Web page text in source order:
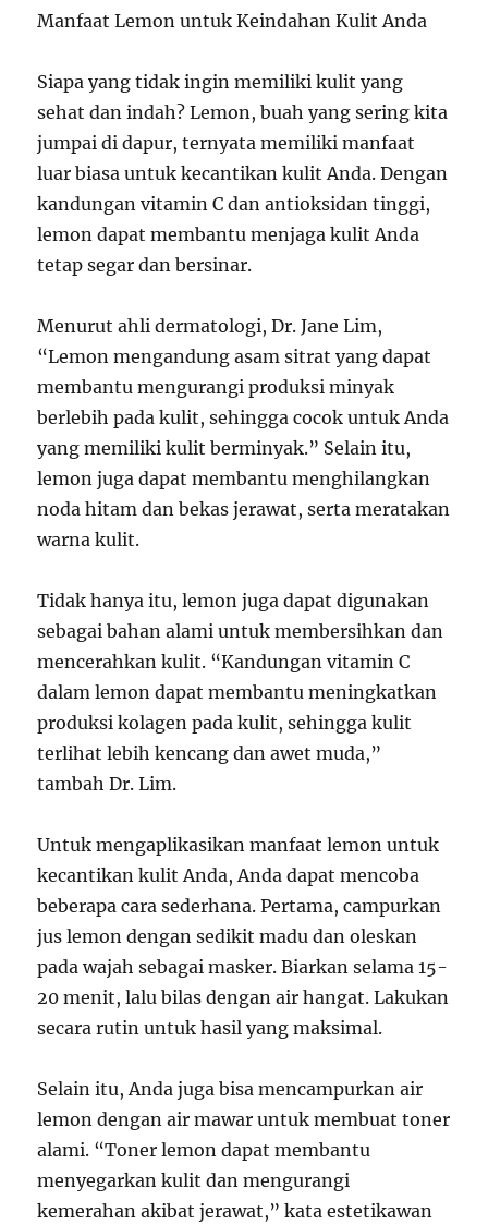
Manfaat Lemon untuk Keindahan Kulit Anda
Siapa yang tidak ingin memiliki kulit yang
sehat dan indah? Lemon, buah yang sering kita
jumpai di dapur, ternyata memiliki manfaat
luar biasa untuk kecantikan kulit Anda. Dengan
kandungan vitamin C dan antioksidan tinggi,
lemon dapat membantu menjaga kulit Anda
tetap segar dan bersinar.
Menurut ahli dermatologi, Dr. Jane Lim,
“Lemon mengandung asam sitrat yang dapat
membantu mengurangi produksi minyak
berlebih pada kulit, sehingga cocok untuk Anda
yang memiliki kulit berminyak.” Selain itu,
lemon juga dapat membantu menghilangkan
noda hitam dan bekas jerawat, serta meratakan
warna kulit.
Tidak hanya itu, lemon juga dapat digunakan
sebagai bahan alami untuk membersihkan dan
mencerahkan kulit. “Kandungan vitamin C
dalam lemon dapat membantu meningkatkan
produksi kolagen pada kulit, sehingga kulit
terlihat lebih kencang dan awet muda,”
tambah Dr. Lim.
Untuk mengaplikasikan manfaat lemon untuk
kecantikan kulit Anda, Anda dapat mencoba
beberapa cara sederhana. Pertama, campurkan
jus lemon dengan sedikit madu dan oleskan
pada wajah sebagai masker. Biarkan selama 15-
20 menit, lalu bilas dengan air hangat. Lakukan
secara rutin untuk hasil yang maksimal.
Selain itu, Anda juga bisa mencampurkan air
lemon dengan air mawar untuk membuat toner
alami. “Toner lemon dapat membantu
menyegarkan kulit dan mengurangi
kemerahan akibat jerawat,” kata estetikawan